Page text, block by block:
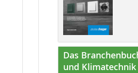
Das
und Klimatechnik